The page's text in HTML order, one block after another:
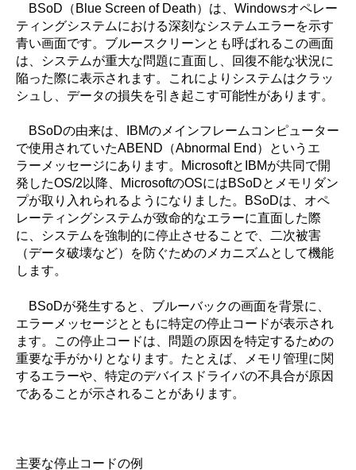
BSoD（Blue Screen of Death）は、Windowsオペレー
ティングシステムにおける深刻なシステムエラーを示す
青い画面です。ブルースクリーンとも呼ばれるこの画面
は、システムが重大な問題に直面し、回復不能な状況に
陥った際に表示されます。これによりシステムはクラッ
シュし、データの損失を引き起こす可能性があります。
BSoDの由来は、IBMのメインフレームコンピューター
で使用されていたABEND（Abnormal End）というエ
ラーメッセージにあります。MicrosoftとIBMが共同で開
発したOS/2以降、MicrosoftのOSにはBSoDとメモリダン
プが取り入れられるようになりました。BSoDは、オペ
レーティングシステムが致命的なエラーに直面した際
に、システムを強制的に停止させることで、二次被害
（データ破壊など）を防ぐためのメカニズムとして機能
します。
BSoDが発生すると、ブルーバックの画面を背景に、
エラーメッセージとともに特定の停止コードが表示され
ます。この停止コードは、問題の原因を特定するための
重要な手がかりとなります。たとえば、メモリ管理に関
するエラーや、特定のデバイスドライバの不具合が原因
であることが示されることがあります。
主要な停止コードの例